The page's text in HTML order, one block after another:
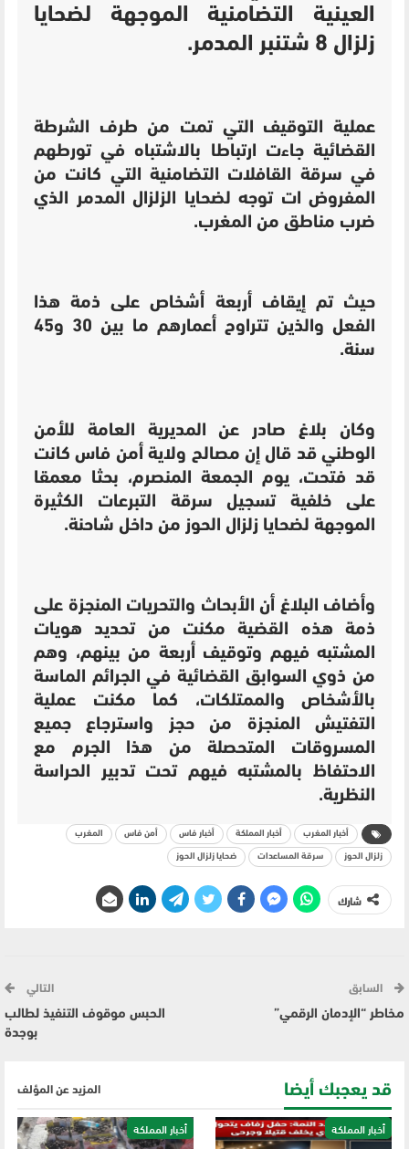
العينية التضامنية الموجهة لضحايا
زلزال 8 شتنبر المدمر.
عملية التوقيف التي تمت من طرف الشرطة
القضائية جاءت ارتباطا بالاشتباه في تورطهم
في سرقة القافلات التضامنية التي كانت من
المفروض ات توجه لضحايا الزلزال المدمر الذي
ضرب مناطق من المغرب.
حيث تم إيقاف أربعة أشخاص على ذمة هذا
الفعل والذين تتراوح أعمارهم ما بين 30 و45
سنة.
وكان بلاغ صادر عن المديرية العامة للأمن
الوطني قد قال إن مصالح ولاية أمن فاس كانت
قد فتحت، يوم الجمعة المنصرم، بحثا معمقا
على خلفية تسجيل سرقة التبرعات الكثيرة
الموجهة لضحايا زلزال الحوز من داخل شاحنة.
وأضاف البلاغ أن الأبحاث والتحريات المنجزة على
ذمة هذه القضية مكنت من تحديد هويات
المشتبه فيهم وتوقيف أربعة من بينهم، وهم
من ذوي السوابق القضائية في الجرائم الماسة
بالأشخاص والممتلكات، كما مكنت عملية
التفتيش المنجزة من حجز واسترجاع جميع
المسروقات المتحصلة من هذا الجرم مع
الاحتفاظ بالمشتبه فيهم تحت تدبير الحراسة
النظرية.
أخبار المغرب أخبار المملكة أخبار فاس أمن فاس المغرب
زلزال الحوز سرقة المساعدات ضحايا زلزال الحوز
شارك
السابق
مخاطر “الإدمان الرقمي”
التالي
الحبس موقوف التنفيذ لطالب
بوجدة
قد يعجبك أيضا المزيد عن المؤلف
أخبار المملكة أخبار المملكة